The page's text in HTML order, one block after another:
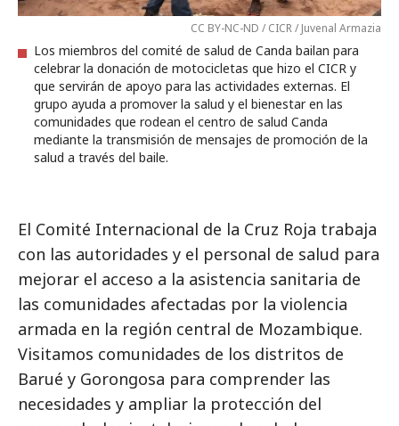
CC BY-NC-ND / CICR / Juvenal Armazia
Los miembros del comité de salud de Canda bailan para
celebrar la donación de motocicletas que hizo el CICR y
que servirán de apoyo para las actividades externas. El
grupo ayuda a promover la salud y el bienestar en las
comunidades que rodean el centro de salud Canda
mediante la transmisión de mensajes de promoción de la
salud a través del baile.
El Comité Internacional de la Cruz Roja trabaja
con las autoridades y el personal de salud para
mejorar el acceso a la asistencia sanitaria de
las comunidades afectadas por la violencia
armada en la región central de Mozambique.
Visitamos comunidades de los distritos de
Barué y Gorongosa para comprender las
necesidades y ampliar la protección del